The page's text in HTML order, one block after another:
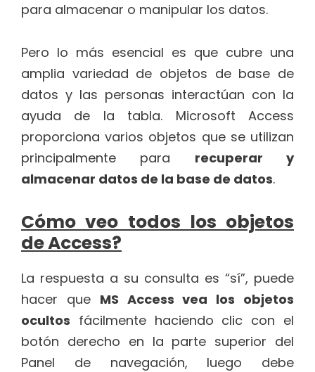
para almacenar o manipular los datos.
Pero lo más esencial es que cubre una
amplia variedad de objetos de base de
datos y las personas interactúan con la
ayuda de la tabla. Microsoft Access
proporciona varios objetos que se utilizan
principalmente para recuperar y
almacenar datos de la base de datos.
Cómo veo todos los objetos
de Access?
La respuesta a su consulta es “sí”, puede
hacer que MS Access vea los objetos
ocultos fácilmente haciendo clic con el
botón derecho en la parte superior del
Panel de navegación, luego debe